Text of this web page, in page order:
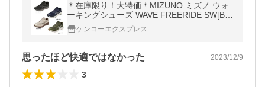
＊在庫限り！大特価＊MIZUNO ミズノ ウォ
ーキングシューズ WAVE FREERIDE SW[B1
GE2201] (幅広 4E ユニセックス運動靴)[返
品・交換不可]
ケンコーエクスプレス
思ったほど快適ではなかった 2023/12/9
3